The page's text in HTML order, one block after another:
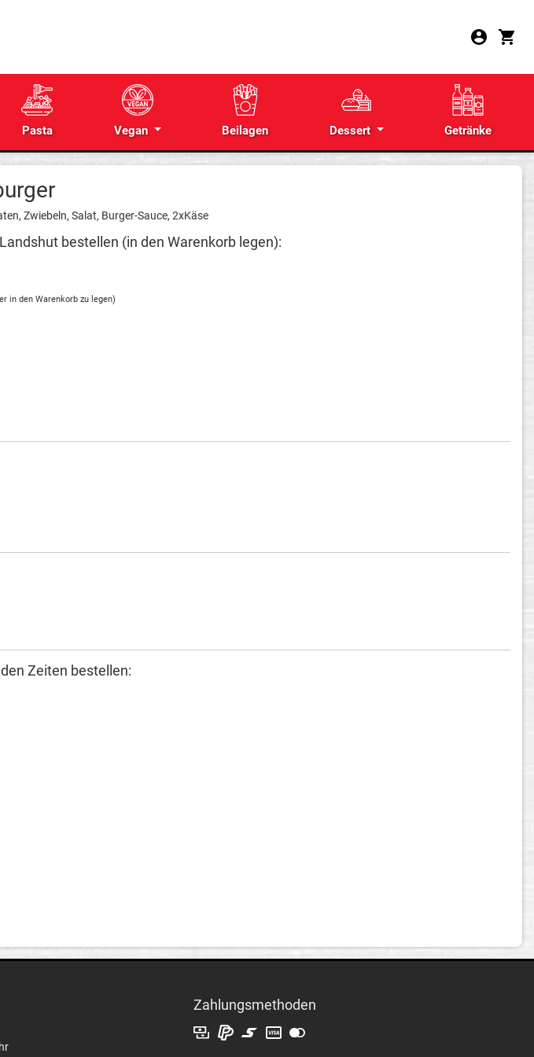
Pasta Vegan Beilagen Dessert Getränke
Zwiebeln, Salat, Burger-Sauce, 2xKäse
bestellen (in den Warenkorb legen):
in den Warenkorb zu legen)
Zeiten bestellen:
Zahlungsmethoden